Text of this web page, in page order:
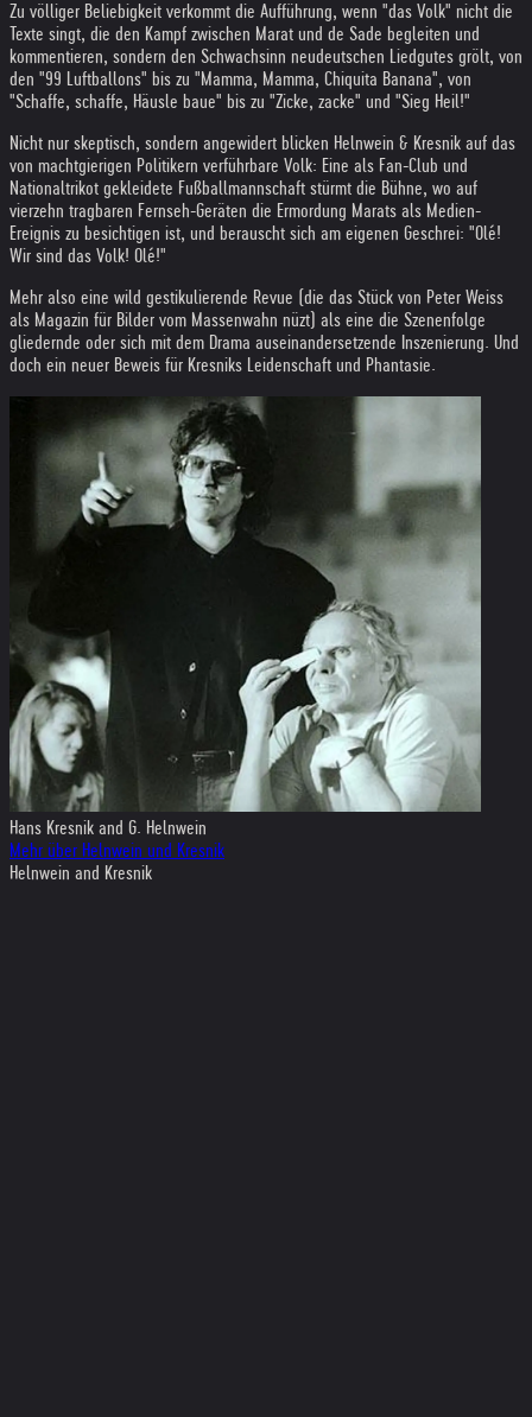
Zu völliger Beliebigkeit verkommt die Aufführung, wenn "das Volk" nicht die
Texte singt, die den Kampf zwischen Marat und de Sade begleiten und
kommentieren, sondern den Schwachsinn neudeutschen Liedgutes grölt, von
den "99 Luftballons" bis zu "Mamma, Mamma, Chiquita Banana", von
"Schaffe, schaffe, Häusle baue" bis zu "Zicke, zacke" und "Sieg Heil!"
Nicht nur skeptisch, sondern angewidert blicken Helnwein & Kresnik auf das
von machtgierigen Politikern verführbare Volk: Eine als Fan-Club und
Nationaltrikot gekleidete Fußballmannschaft stürmt die Bühne, wo auf
vierzehn tragbaren Fernseh-Geräten die Ermordung Marats als Medien-
Ereignis zu besichtigen ist, und berauscht sich am eigenen Geschrei: "Olé!
Wir sind das Volk! Olé!"
Mehr also eine wild gestikulierende Revue (die das Stück von Peter Weiss
als Magazin für Bilder vom Massenwahn nüzt) als eine die Szenenfolge
gliedernde oder sich mit dem Drama auseinandersetzende Inszenierung. Und
doch ein neuer Beweis für Kresniks Leidenschaft und Phantasie.
Hans Kresnik and G. Helnwein
Mehr über Helnwein und Kresnik
Helnwein and Kresnik